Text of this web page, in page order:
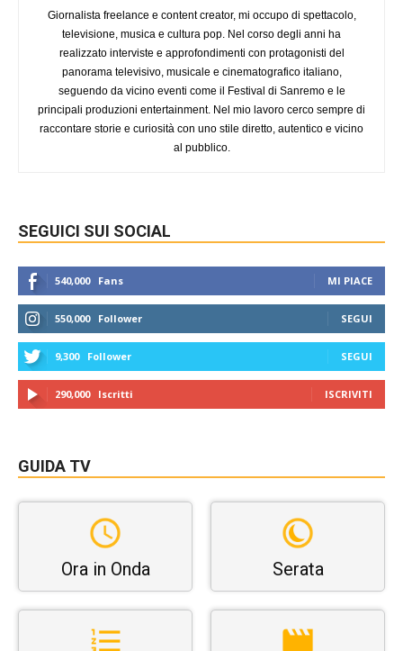
Giornalista freelance e content creator, mi occupo di spettacolo,
televisione, musica e cultura pop. Nel corso degli anni ha
realizzato interviste e approfondimenti con protagonisti del
panorama televisivo, musicale e cinematografico italiano,
seguendo da vicino eventi come il Festival di Sanremo e le
principali produzioni entertainment. Nel mio lavoro cerco sempre di
raccontare storie e curiosità con uno stile diretto, autentico e vicino
al pubblico.
SEGUICI SUI SOCIAL
540,000 Fans MI PIACE
550,000 Follower SEGUI
9,300 Follower SEGUI
290,000 Iscritti ISCRIVITI
GUIDA TV
Ora in Onda Serata